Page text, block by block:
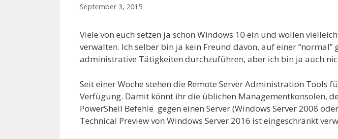
September 3, 2015
Viele von euch setzen ja schon Windows 10 ein und wollen
verwalten. Ich selber bin ja kein Freund davon, auf einer “normal”
administrative Tätigkeiten durchzuführen, aber ich bin ja auch
Seit einer Woche stehen die Remote Server Administration Tools
Verfügung. Damit könnt ihr die üblichen Managementkonsolen,
PowerShell Befehle gegen einen Server (Windows Server 2008
Technical Preview von Windows Server 2016 ist eingeschränkt